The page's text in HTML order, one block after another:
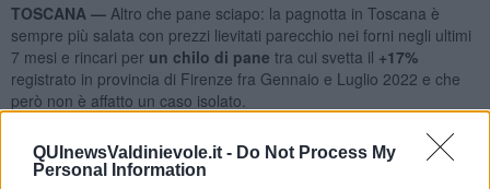
QUInewsValdinievole.it - Do Not Process My
Personal Information
TOSCANA — Altro che pane sciapo: la pagnotta in Toscana è
sempre più salata con prezzi lievitati parecchio nei forni negli ultimi
7 mesi e rincari per un chilo di pane tra cui svetta il +17%
registrato in provincia di Firenze fra Gennaio e Luglio 2022 e che
però non è affatto un caso isolato.
3,54 euro
con un aumento del 17% rispetto all’inizio dell’anno e con punte
fino a 7 euro, aLivornosi viaggia intorno ai 3,3 euro (+3%), un po’